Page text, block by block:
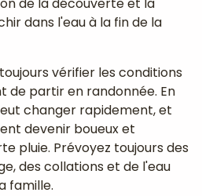
de la découverte et la
dans l'eau à la fin de la
vérifier les conditions
de partir en randonnée. En
changer rapidement, et
devenir boueux et
pluie. Prévoyez toujours des
des collations et de l'eau
famille.